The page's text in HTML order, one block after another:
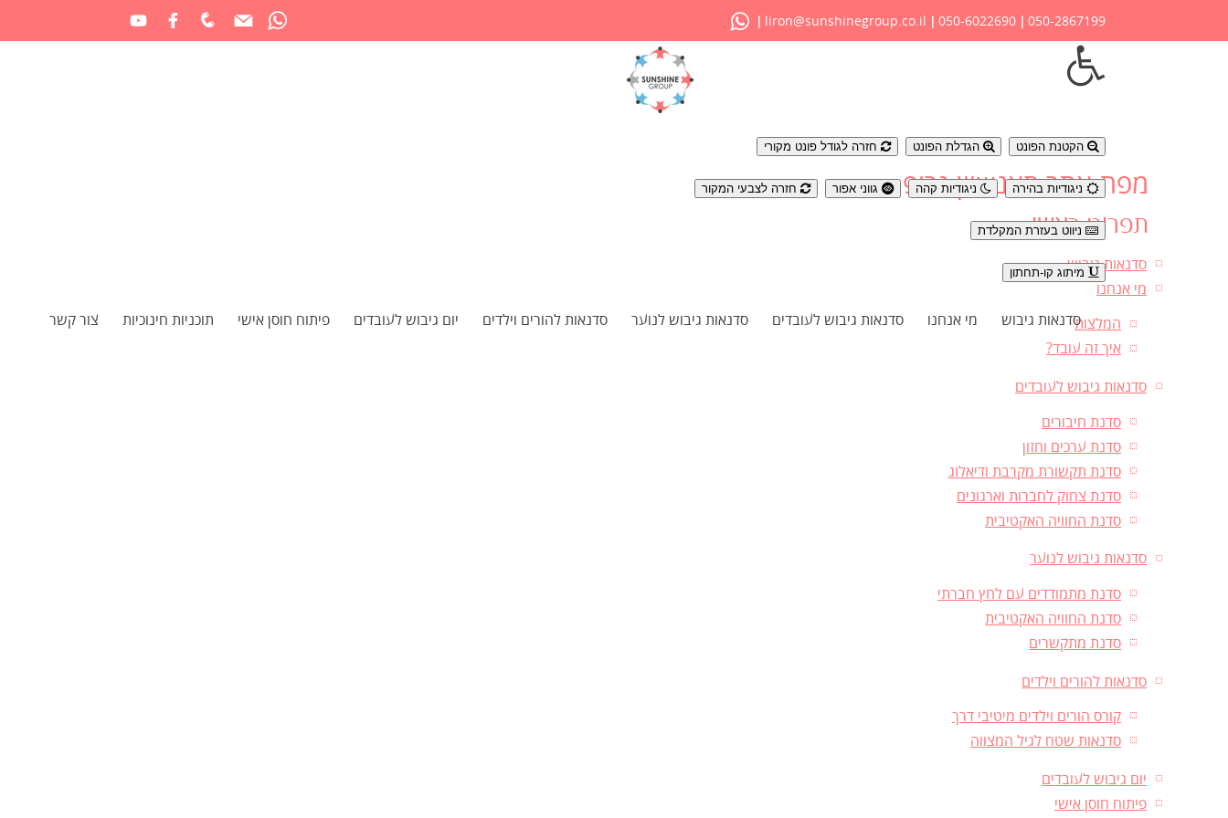
050-2867199
|
050-6022690
|
liron@sunshinegroup.co.il
|
הקטנת הפונט הגדלת הפונט חזרה לגודל פונט מקורי
ניגודיות בהירה ניגודיות קהה גווני אפור חזרה לצבעי המקור
ניווט בעזרת המקלדת
מיתוג קו-תחתון
סדנאות גיבוש מי אנחנו סדנאות גיבוש לעובדים סדנאות גיבוש לנוער סדנאות להורים וילדים יום גיבוש לעובדים פיתוח חוסן אישי תוכניות חינוכיות צור קשר
מפת אתר סאנשיין גרופ
תפריט ראשי
סדנאות גיבוש
מי אנחנו
המלצות
איך זה עובד?
סדנאות גיבוש לעובדים
סדנת חיבורים
סדנת ערכים וחזון
סדנת תקשורת מקרבת ודיאלוג
סדנת צחוק לחברות וארגונים
סדנת החוויה האקטיבית
סדנאות גיבוש לנוער
סדנת מתמודדים עם לחץ חברתי
סדנת החוויה האקטיבית
סדנת מתקשרים
סדנאות להורים וילדים
קורס הורים וילדים מיטיבי דרך
סדנאות שטח לגיל המצווה
יום גיבוש לעובדים
פיתוח חוסן אישי